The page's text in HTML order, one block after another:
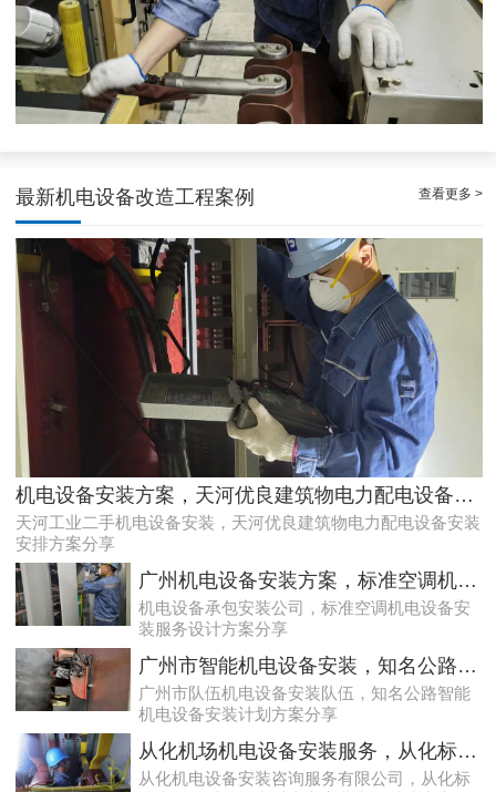
专家的荔湾配电房10kV检查服务，维持市场运作
最新机电设备改造工程案例 查看更多 >
机电设备安装方案，天河优良建筑物电力配电设备安装安排方案分享
天河工业二手机电设备安装，天河优良建筑物电力配电设备安装
安排方案分享
广州机电设备安装方案，标准空调机电设备安装服务设计方案分享
机电设备承包安装公司，标准空调机电设备安
装服务设计方案分享
广州市智能机电设备安装，知名公路智能机电设备安装计划方案分享
广州市队伍机电设备安装队伍，知名公路智能
机电设备安装计划方案分享
从化机场机电设备安装服务，从化标准大型游乐设施和过山车安装和调试拟定方案分享
从化机电设备安装咨询服务有限公司，从化标